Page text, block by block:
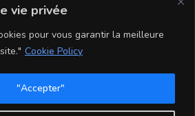
vie privée
pour vous garantir la meilleure
Cookie Policy
"Accepter"
Vente Mentions légales
Mon compte